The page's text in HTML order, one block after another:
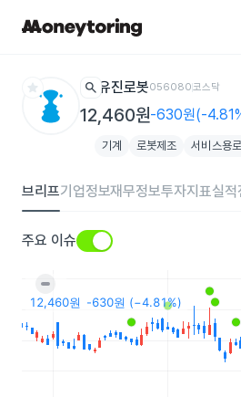
star search 유진로봇056080코스닥
12,460원-630원(-
기계 로봇제조 서비스용
브리프기업정보재무정보투자지표실적
주요 이슈